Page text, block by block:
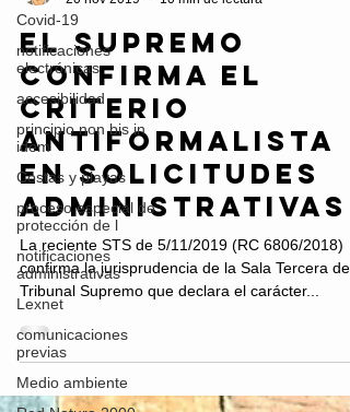
Covid-19
notificaciones
electrónicas
accesibilidad
principio non bis in
idem
Costas y playas
proceso especial de
protección de l
notificaciones
administrativas
Lexnet
comunicaciones
previas
Medio ambiente
Diego Gómez Fernández
20 nov 2019
10 min de lectura
El Supremo
confirma el
criterio
antiformalista
en solicitudes
administrativas
La reciente STS de 5/11/2019 (RC 6806/2018)
confirma la jurisprudencia de la Sala Tercera del
Tribunal Supremo que declara el carácter...